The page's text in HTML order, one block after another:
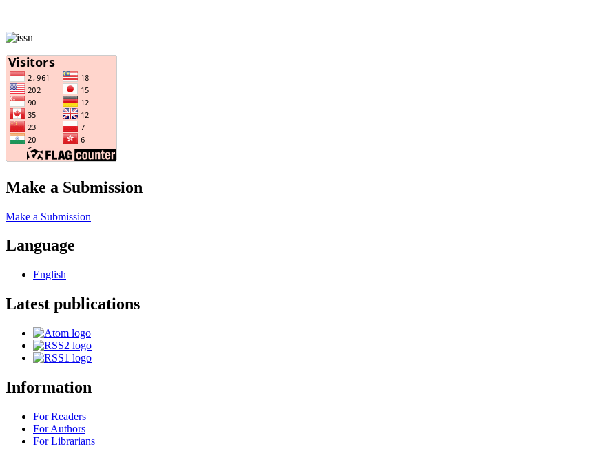
Make a Submission
Make a Submission
Language
English
Latest publications
Information
For Readers
For Authors
For Librarians